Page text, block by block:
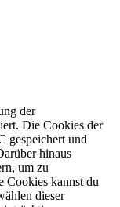
der
Die Cookies der
gespeichert und
hinaus
um zu
Cookies kannst du
dieser